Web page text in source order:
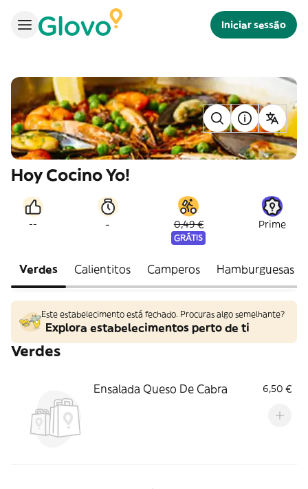
Iniciar sessão
Hoy Cocino Yo!
-- - 0,49 €
GRÁTIS
Prime
Verdes Calientitos Camperos Hamburguesas
Este estabelecimento está fechado. Procuras algo semelhante?
Explora estabelecimentos perto de ti
Verdes
Ensalada Queso De Cabra 6,50 €